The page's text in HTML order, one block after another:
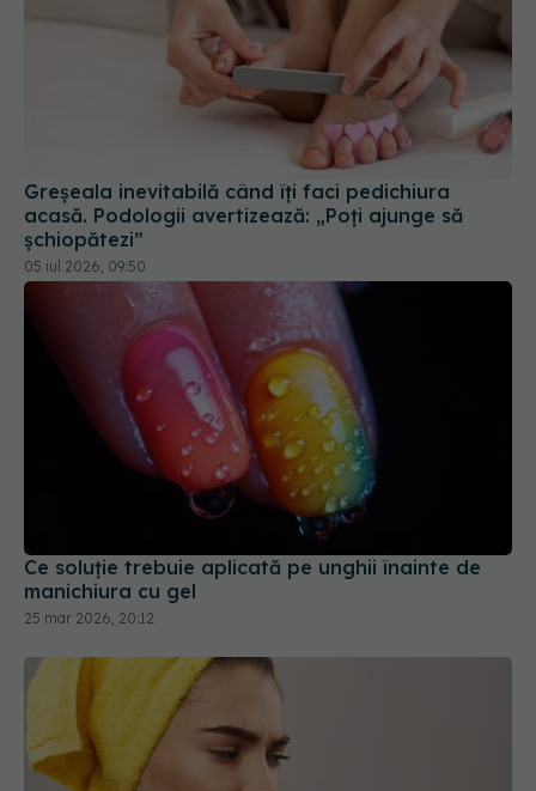
Greșeala inevitabilă când îți faci pedichiura
acasă. Podologii avertizează: „Poți ajunge să
șchiopătezi”
05 iul 2026, 09:50
Ce soluție trebuie aplicată pe unghii înainte de
manichiura cu gel
25 mar 2026, 20:12